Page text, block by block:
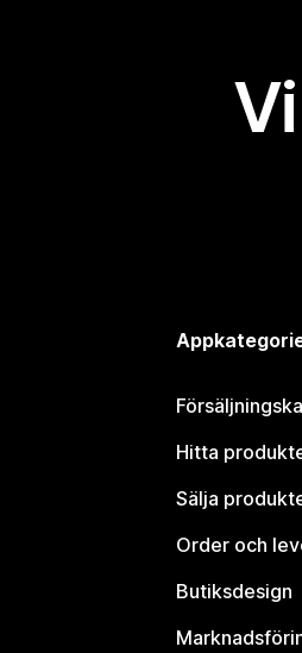
Hitta
Sälja
Order och
Butiksdesign